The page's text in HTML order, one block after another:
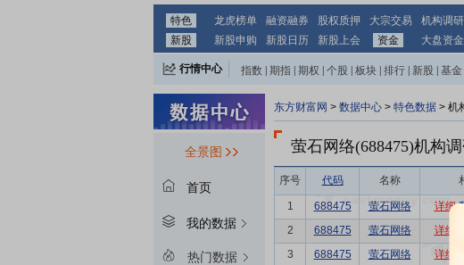
特色 龙虎榜单 融资融券 股权质押 大宗交易 机构调研
新股
新股申购 新股日历 新股上会 资金 大盘资金
行情中心 指数 期指 期权 个股 板块 排行 新股 基金
全景图
首页
我的数据
热门数据
东方财富网 > 数据中心 > 特色数据 > 机
萤石网络(688475)机构
序号 代码 名称
1 688475 萤石网络 详细
2
688475 萤石网络 详细
3
688475 萤石网络 详细